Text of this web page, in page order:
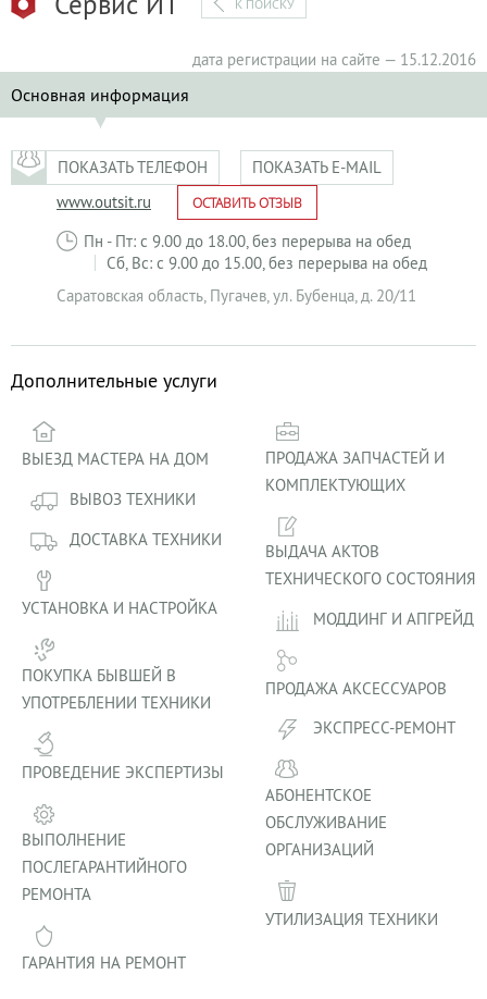
К ПОИСКУ
дата регистрации на сайте — 15.12.2016
Основная информация
ПОКАЗАТЬ ТЕЛЕФОН
ПОКАЗАТЬ E-MAIL
www.outsit.ru
ОСТАВИТЬ ОТЗЫВ
Пн - Пт: с 9.00 до 18.00, без перерыва на обед
Сб, Вс: с 9.00 до 15.00, без перерыва на обед
Саратовская область, Пугачев,ул. Бубенца, д. 20/11
Дополнительные услуги
ВЫЕЗД МАСТЕРА НА ДОМ
ВЫВОЗ ТЕХНИКИ
ДОСТАВКА ТЕХНИКИ
УСТАНОВКА И НАСТРОЙКА
ПОКУПКА БЫВШЕЙ В
УПОТРЕБЛЕНИИ ТЕХНИКИ
ПРОВЕДЕНИЕ ЭКСПЕРТИЗЫ
ВЫПОЛНЕНИЕ
ПОСЛЕГАРАНТИЙНОГО
РЕМОНТА
ГАРАНТИЯ НА РЕМОНТ
ПРОДАЖА ЗАПЧАСТЕЙ И
КОМПЛЕКТУЮЩИХ
ВЫДАЧА АКТОВ
ТЕХНИЧЕСКОГО СОСТОЯНИЯ
МОДДИНГ И АПГРЕЙД
ПРОДАЖА АКСЕССУАРОВ
ЭКСПРЕСС-РЕМОНТ
АБОНЕНТСКОЕ
ОБСЛУЖИВАНИЕ
ОРГАНИЗАЦИЙ
УТИЛИЗАЦИЯ ТЕХНИКИ